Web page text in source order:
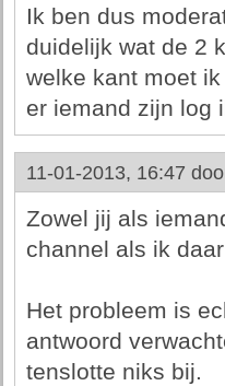
Ik ben dus
duidelijk wat de 2
welke kant moet
er iemand zijn log
11-01-2013, 16:47
Zowel jij als
channel als ik
Het probleem is
antwoord
tenslotte niks bij.